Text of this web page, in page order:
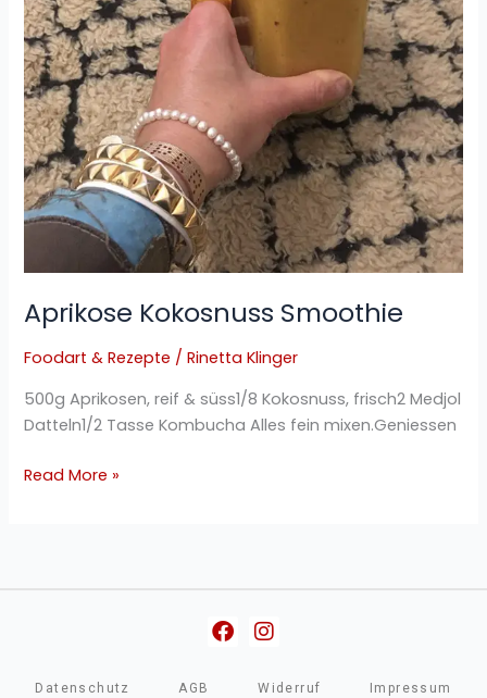
Aprikose Kokosnuss Smoothie
Foodart & Rezepte /Rinetta Klinger
500g Aprikosen, reif & süss1/8 Kokosnuss, frisch2 Medjol
Datteln1/2 Tasse Kombucha Alles fein mixen.Geniessen
Read More »
Facebook
Instagram
Datenschutz AGB Widerruf Impressum